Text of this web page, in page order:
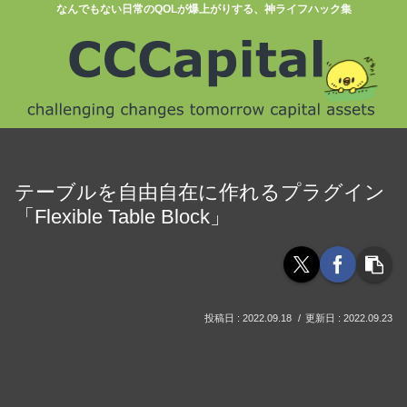
なんでもない日常のQOLが爆上がりする、神ライフハック集
テーブルを自由自在に作れるプラグイン
「Flexible Table Block」
2022.09.18 2022.09.23